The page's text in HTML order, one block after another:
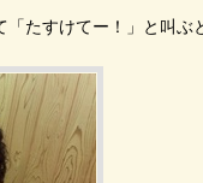
たすけてー！」と叫